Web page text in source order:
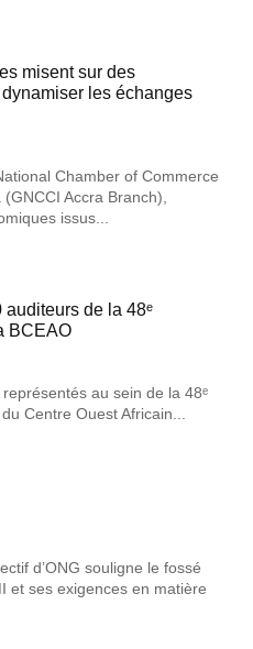
misent sur des
les échanges
Chamber of Commerce
Accra Branch),
issus...
de la 48ᵉ
BCEAO
au sein de la 48ᵉ
Centre Ouest Africain...
d’ONG souligne le fossé
et ses exigences en matière